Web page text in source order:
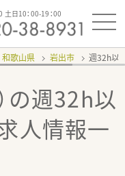
土日10：00-19：00
和歌山県 岩出市 週32h以
の週32h以
人情報一